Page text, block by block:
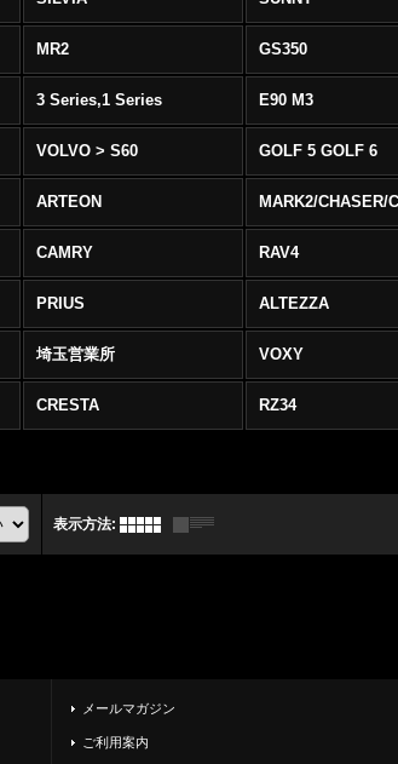
MR2 GS350
3 Series,1 Series E90 M3
VOLVO > S60 GOLF 5 GOLF 6
ARTEON MARK2/CHASER/
CAMRY RAV4
PRIUS ALTEZZA
埼玉営業所 VOXY
CRESTA RZ34
表示方法:
メールマガジン
ご利用案内